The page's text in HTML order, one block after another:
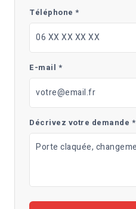
Téléphone *
E-mail *
Décrivez votre demande *